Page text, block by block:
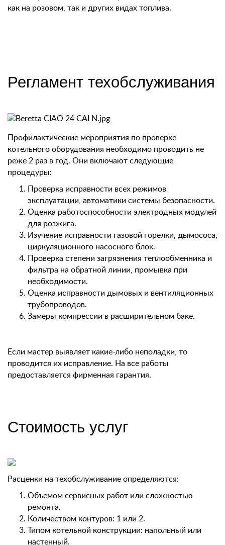
как на розовом, так и других видах топлива.
Регламент техобслуживания
Профилактические мероприятия по проверке
котельного оборудования необходимо проводить не
реже 2 раз в год. Они включают следующие
процедуры:
Проверка исправности всех режимов
эксплуатации, автоматики системы безопасности.
Оценка работоспособности электродных модулей
для розжига.
Изучение исправности газовой горелки, дымососа,
циркуляционного насосного блок.
Проверка степени загрязнения теплообменника и
фильтра на обратной линии, промывка при
необходимости.
Оценка исправности дымовых и вентиляционных
трубопроводов.
Замеры компрессии в расширительном баке.
Если мастер выявляет какие-либо неполадки, то
проводится их исправление. На все работы
предоставляется фирменная гарантия.
Стоимость услуг
Расценки на техобслуживание определяются:
Объемом сервисных работ или сложностью
ремонта.
Количеством контуров: 1 или 2.
Типом котельной конструкции: напольный или
настенный.